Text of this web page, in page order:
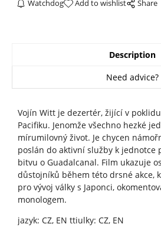
Watchdog Add to wishlist Share
Description
Need advice?
Vojín Witt je dezertér, žijící v
Pacifiku. Jenomže všechno hezké
mírumilovný život. Je chycen
poslán do aktivní služby k jednotce
bitvu o Guadalcanal. Film ukazuje
důstojníků během této drsné akce,
pro vývoj války s Japonci,
monologem.
jazyk: CZ, EN ttiulky: CZ, EN